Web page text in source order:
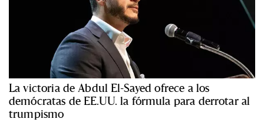
La victoria de Abdul El-Sayed ofrece a los
demócratas de EE.UU. la fórmula para derrotar al
trumpismo